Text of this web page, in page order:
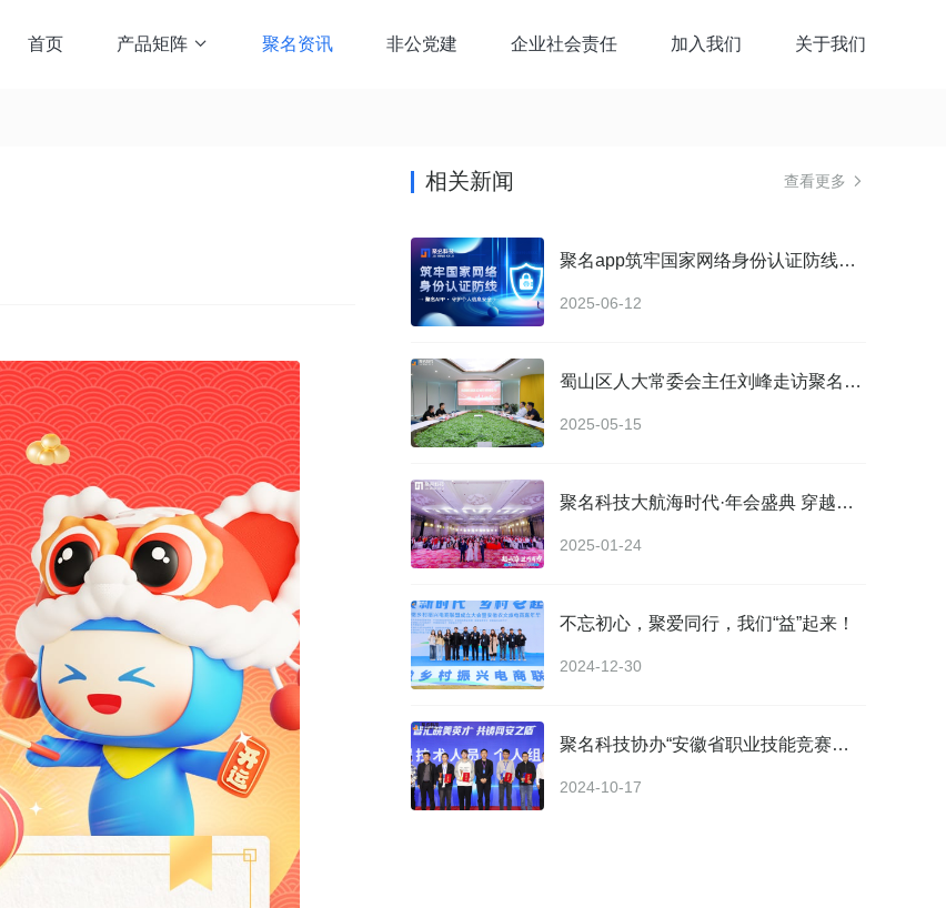
首页 产品矩阵  聚名资讯 非公党建 企业社会责任 加入我们 关于我们
相关新闻 查看更多 
聚名app筑牢国家网络身份认证防线：守护个人信息安全
2025-06-12
蜀山区人大常委会主任刘峰走访聚名科技集团开展调研工作
2025-05-15
聚名科技大航海时代·年会盛典 穿越山海 进而有为
2025-01-24
不忘初心，聚爱同行，我们“益”起来！
2024-12-30
聚名科技协办“安徽省职业技能竞赛—2024年全省网络安全职业技能大赛”取得圆满成功
2024-10-17